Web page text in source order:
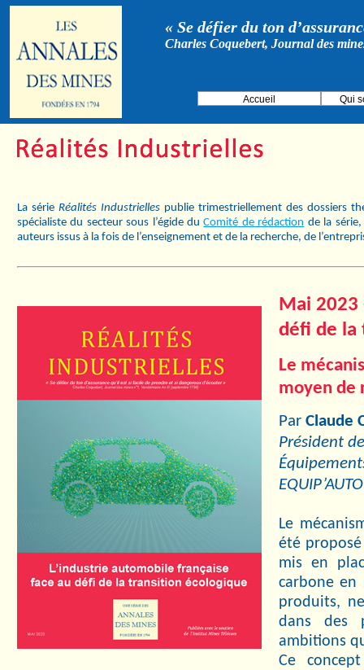
« Se défier du ton
Charles Coquebert, Journal des
Accueil Qui
La série Réalités Industrielles publie trimestriellement des dossiers
spécialiste du secteur sous l’égide duComité de rédaction de la
auteurs issus à la fois de l’enseignement et de la recherche, de
Mai 2023
défi de la
Le
moyen
Par Claude
Président
EQUIP’AUTO
Le
été
mis en
carbone en
produits,
dans des
ambitions
Ce